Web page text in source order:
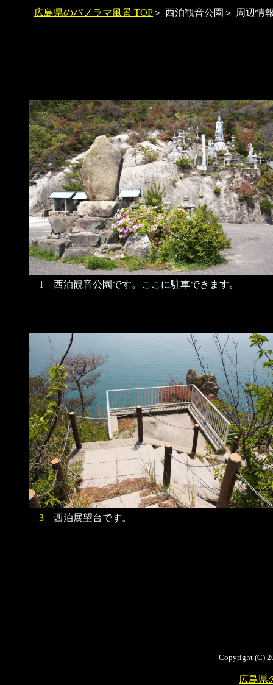
広島県のパノラマ風景 TOP ＞ 西泊観音公園＞ 周辺情
1 西泊観音公園です。ここに駐車できます。
3 西泊展望台です。
Copyright (C)
広島県